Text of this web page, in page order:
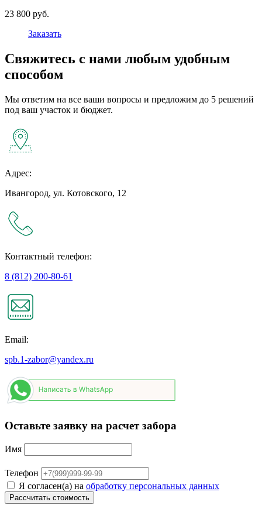
23 800 руб.
Заказать
Свяжитесь с нами любым удобным
способом
Мы ответим на все ваши вопросы и предложим до 5 решений
под ваш участок и бюджет.
Адрес:
Ивангород, ул. Котовского, 12
Контактный телефон:
8 (812) 200-80-61
Email:
spb.1-zabor@yandex.ru
Оставьте заявку на расчет забора
Имя
Телефон
Я согласен(а) на обработку персональных данных